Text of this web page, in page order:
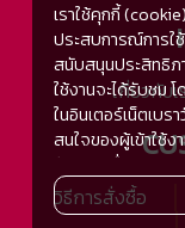
เกี่ยวกับเ
วิธีการสั่งซื้อ
เราใช้คุกกี้
ประสบการณ์การใช้
สนับสนุนประสิทธิภ
ใช้งานจะได้รับชม
ในอินเตอร์เน็ตเบร
สนใจของผู้เข้าใช้
กับความชื่นชอบแล
ประสิทธิภาพในกา
สะดวกในการให้บริ